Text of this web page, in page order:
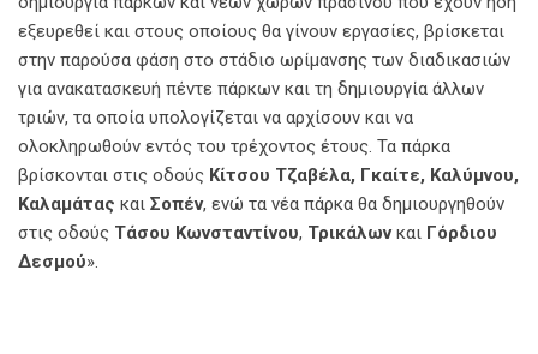
εξευρεθεί και στους οποίους θα γίνουν εργασίες, βρίσκεται
στην παρούσα φάση στο στάδιο ωρίμανσης των διαδικασιών
για ανακατασκευή πέντε πάρκων και τη δημιουργία άλλων
τριών, τα οποία υπολογίζεται να αρχίσουν και να
ολοκληρωθούν εντός του τρέχοντος έτους. Τα πάρκα
βρίσκονται στις οδούς Κίτσου Τζαβέλα, Γκαίτε, Καλύμνου,
Καλαμάτας και Σοπέν, ενώ τα νέα πάρκα θα δημιουργηθούν
στις οδούς Τάσου Κωνσταντίνου, Τρικάλωνκαι Γόρδιου
Δεσμού».